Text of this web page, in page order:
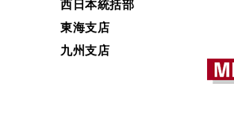
西日本統括部
東海支店
九州支店